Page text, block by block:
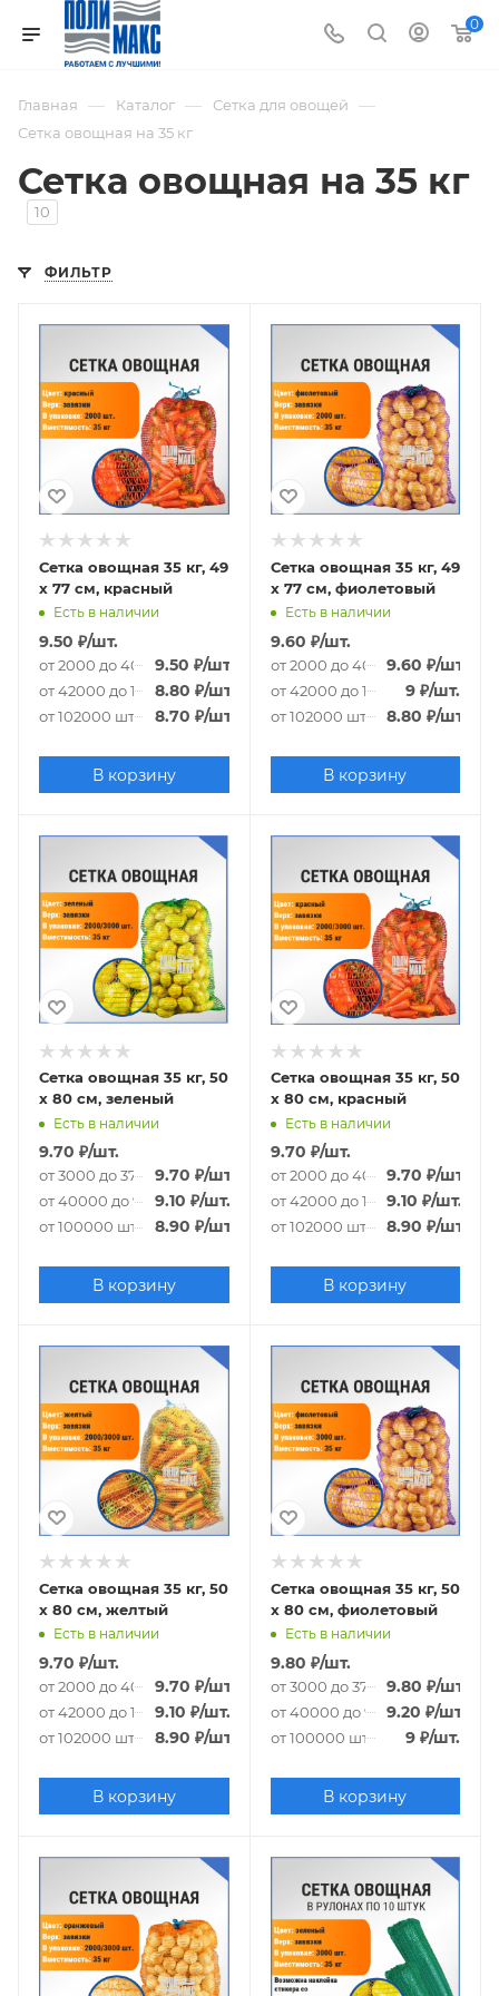
0
Главная — Каталог — Сетка для овощей —
Сетка овощная на 35 кг
Сетка овощная на 35 кг
10
ФИЛЬТР
Сетка овощная 35 кг, 49
х 77 см, красный
Есть в наличии
9.50 ₽/шт.
от 2000 до 40000 шт.
9.50 ₽/шт.
от 42000 до 100000 шт.
8.80 ₽/шт.
от 102000 шт. 8.70 ₽/шт.
В корзину
Сетка овощная 35 кг, 49
х 77 см, фиолетовый
Есть в наличии
9.60 ₽/шт.
от 2000 до 40000 шт.
9.60 ₽/шт.
от 42000 до 100000 шт.
9 ₽/шт.
от 102000 шт. 8.80 ₽/шт.
В корзину
Сетка овощная 35 кг, 50
х 80 см, зеленый
Есть в наличии
9.70 ₽/шт.
от 3000 до 37000 шт.
9.70 ₽/шт.
от 40000 до 97000 шт.
9.10 ₽/шт.
от 100000 шт. 8.90 ₽/шт.
В корзину
Сетка овощная 35 кг, 50
х 80 см, красный
Есть в наличии
9.70 ₽/шт.
от 2000 до 40000 шт.
9.70 ₽/шт.
от 42000 до 100000 шт.
9.10 ₽/шт.
от 102000 шт. 8.90 ₽/шт.
В корзину
Сетка овощная 35 кг, 50
х 80 см, желтый
Есть в наличии
9.70 ₽/шт.
от 2000 до 40000 шт.
9.70 ₽/шт.
от 42000 до 100000 шт.
9.10 ₽/шт.
от 102000 шт. 8.90 ₽/шт.
В корзину
Сетка овощная 35 кг, 50
х 80 см, фиолетовый
Есть в наличии
9.80 ₽/шт.
от 3000 до 37000 шт.
9.80 ₽/шт.
от 40000 до 97000 шт.
9.20 ₽/шт.
от 100000 шт. 9 ₽/шт.
В корзину